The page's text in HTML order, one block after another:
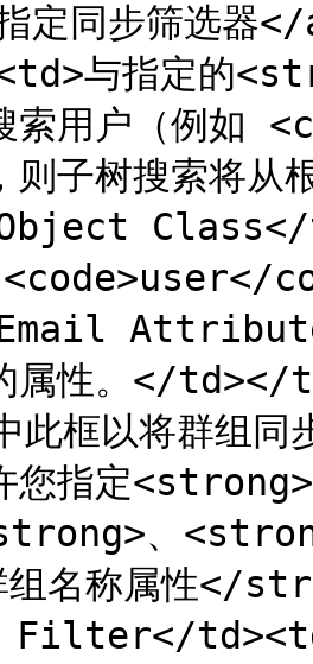
同步筛选器
与指定的
索用户（例如
则子树搜索将
Class</
属性。</
此框以将群组
您指定
、
组名称属性</
Filter</